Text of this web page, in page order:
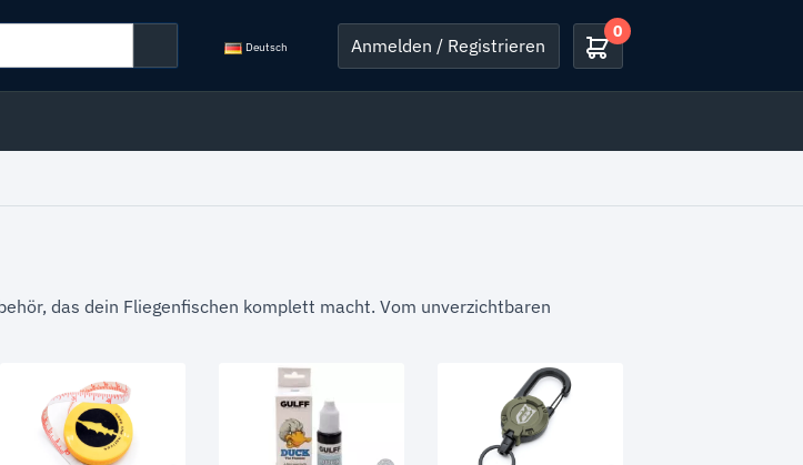
Deutsch Anmelden / Registrieren
0
das dein Fliegenfischen komplett macht. Vom unverzichtbaren